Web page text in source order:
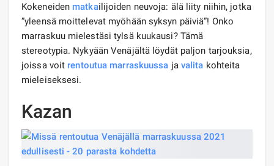
Kokeneiden matkailijoiden neuvoja: älä liity niihin, jotka
”yleensä moittelevat myöhään syksyn päiviä”! Onko
marraskuu mielestäsi tylsä ​​kuukausi? Tämä
stereotypia. Nykyään Venäjältä löydät paljon tarjouksia,
joissa voit rentoutua marraskuussa ja valita kohteita
mieleiseksesi.
Kazan